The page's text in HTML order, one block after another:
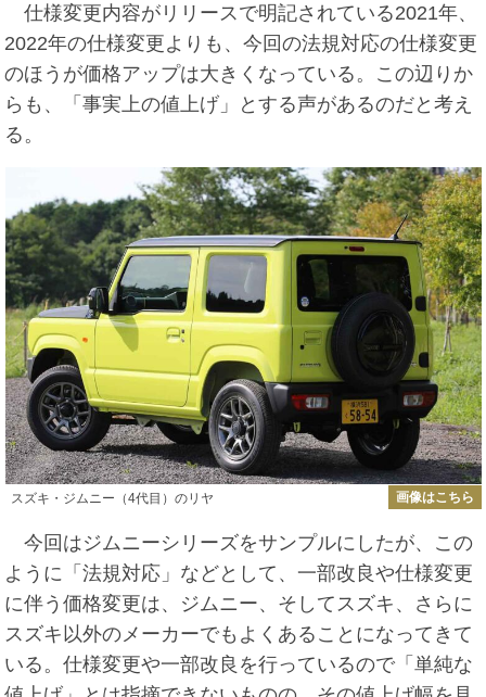
仕様変更内容がリリースで明記されている2021年、
2022年の仕様変更よりも、今回の法規対応の仕様変更
のほうが価格アップは大きくなっている。この辺りか
らも、「事実上の値上げ」とする声があるのだと考え
る。
スズキ・ジムニー（4代目）のリヤ 画像はこちら
今回はジムニーシリーズをサンプルにしたが、この
ように「法規対応」などとして、一部改良や仕様変更
に伴う価格変更は、ジムニー、そしてスズキ、さらに
スズキ以外のメーカーでもよくあることになってきて
いる。仕様変更や一部改良を行っているので「単純な